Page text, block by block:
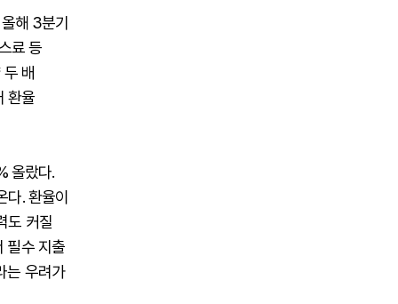
해 3분기
료 등
배
환율
올랐다.
다. 환율이
도 커질
필수 지출
는 우려가